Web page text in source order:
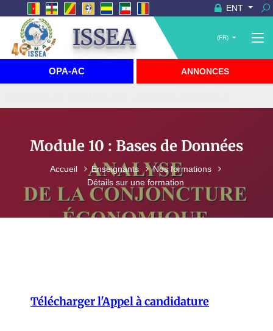
ENT
ISSEA (FR)
OPA-AC ANNONCES
l'ISSEA
Module 10 : Bases de Données
Accueil Enseignants
Nos formations
Détails sur une formation
Télécharger l'Appel à candidature